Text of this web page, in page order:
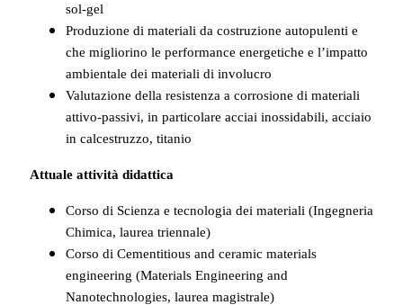
sol-gel
Produzione di materiali da costruzione autopulenti e
che migliorino le performance energetiche e l’impatto
ambientale dei materiali di involucro
Valutazione della resistenza a corrosione di materiali
attivo-passivi, in particolare acciai inossidabili, acciaio
in calcestruzzo, titanio
Attuale attività didattica
Corso di Scienza e tecnologia dei materiali (Ingegneria
Chimica, laurea triennale)
Corso di Cementitious and ceramic materials
engineering (Materials Engineering and
Nanotechnologies, laurea magistrale)